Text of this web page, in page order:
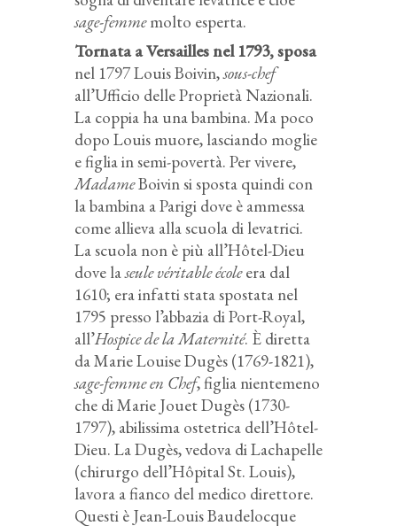
sage-femmemolto esperta.
Tornata a Versailles nel 1793, sposa
nel 1797 Louis Boivin,sous-chef
all’Ufficio delle Proprietà Nazionali.
La coppia ha una bambina. Ma poco
dopo Louis muore, lasciando moglie
e figlia in semi-povertà. Per vivere,
MadameBoivin si sposta quindi con
la bambina a Parigi dove è ammessa
come allieva alla scuola di levatrici.
La scuola non è più all’Hôtel-Dieu
dove laseule véritable écoleera dal
1610; era infatti stata spostata nel
1795 presso l’abbazia di Port-Royal,
all’Hospice de la Maternité. È diretta
da Marie Louise Dugès (1769-1821),
sage-femme en Chef, figlia nientemeno
che di Marie Jouet Dugès (1730-
1797), abilissima ostetrica dell’Hôtel-
Dieu. La Dugès, vedova di Lachapelle
(chirurgo dell’Hôpital St. Louis),
lavora a fianco del medico direttore.
Questi è Jean-Louis Baudelocque